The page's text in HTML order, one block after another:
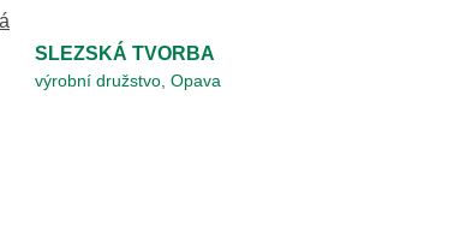
SLEZSKÁ TVORBA
výrobní družstvo, Opava